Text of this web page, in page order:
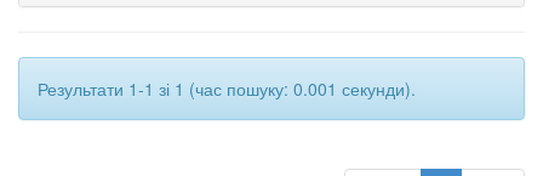
Результати 1-1 зі 1 (час пошуку: 0.001 секунди).